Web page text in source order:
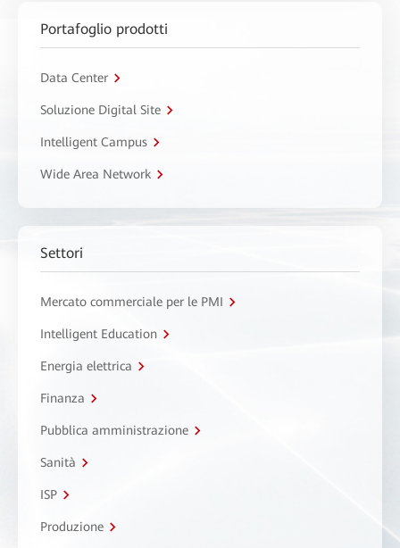
Portafoglio prodotti
Data Center
Soluzione Digital Site
Intelligent Campus
Wide Area Network
Settori
Mercato commerciale per le PMI
Intelligent Education
Energia elettrica
Finanza
Pubblica amministrazione
Sanità
ISP
Produzione